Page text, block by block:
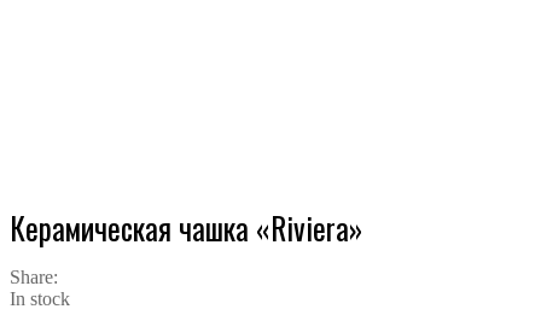
Керамическая чашка «Riviera»
Share:
In stock